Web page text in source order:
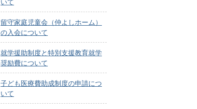
いて
留守家庭児童会（仲よしホーム）
の入会について
就学援助制度と特別支援教育就学
奨励費について
子ども医療費助成制度の申請につ
いて